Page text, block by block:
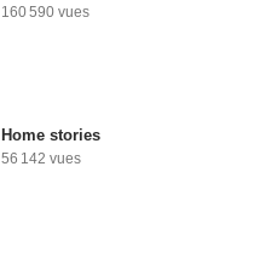
160 590 vues
Home stories
56 142 vues